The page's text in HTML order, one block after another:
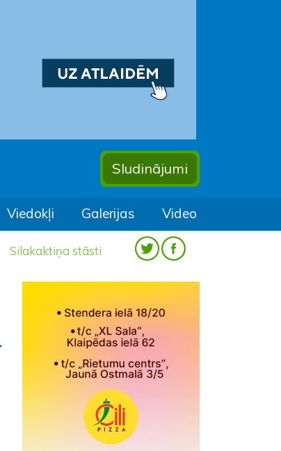
Sludinājumi
Viedokļi Galerijas Video
Silakaktiņa stāsti